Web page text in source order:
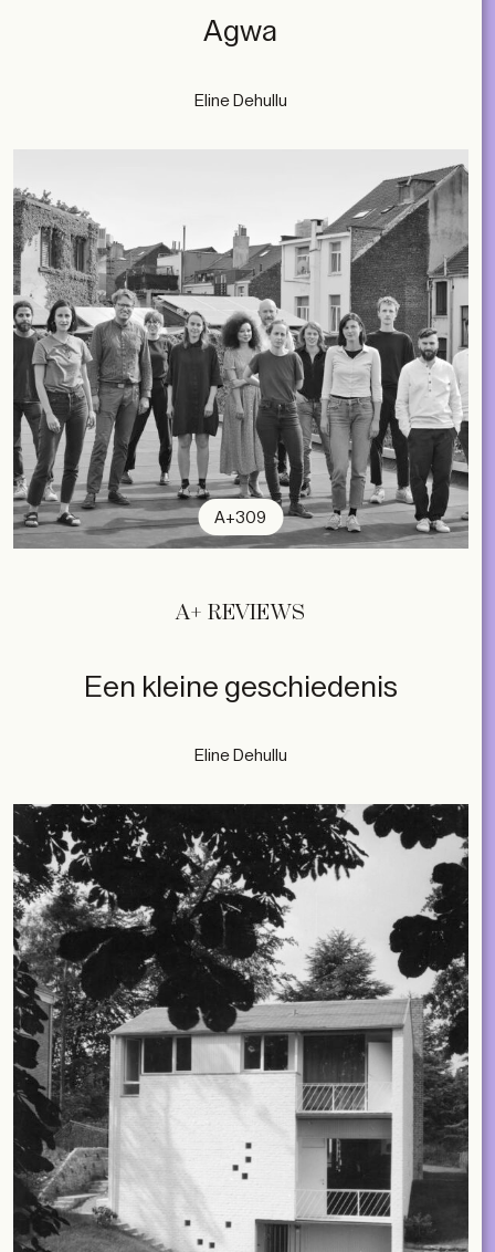
Agwa
Eline Dehullu
A+309
A+ REVIEWS
Een kleine geschiedenis
Eline Dehullu